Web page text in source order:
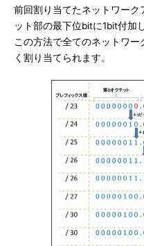
前回割り当てたネットワー
ット部の最下位bitに1bit付加
この方法で全てのネットワ
く割り当てられます。